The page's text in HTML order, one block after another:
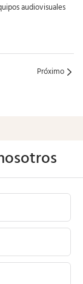
audiovisuales
Próximo